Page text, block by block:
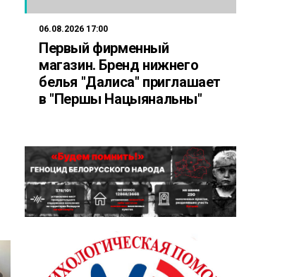
06.08.2026 17:00
Первый фирменный
магазин. Бренд нижнего
белья "Далиса" приглашает
в "Першы Нацыянальны"